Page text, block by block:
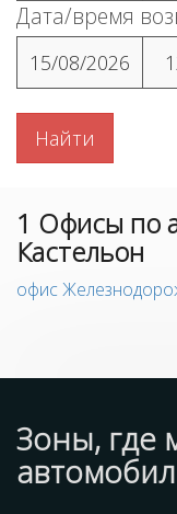
Дата/время
15/08/2026
Найти
1 Офисы по
Кастельон
офис
Зоны, где